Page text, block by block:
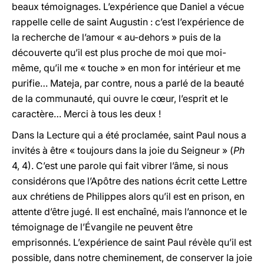
beaux témoignages. L’expérience que Daniel a vécue
rappelle celle de saint Augustin : c’est l’expérience de
la recherche de l’amour « au-dehors » puis de la
découverte qu’il est plus proche de moi que moi-
même, qu’il me « touche » en mon for intérieur et me
purifie… Mateja, par contre, nous a parlé de la beauté
de la communauté, qui ouvre le cœur, l’esprit et le
caractère… Merci à tous les deux !
Dans la Lecture qui a été proclamée, saint Paul nous a
invités à être « toujours dans la joie du Seigneur » (Ph
4, 4). C’est une parole qui fait vibrer l’âme, si nous
considérons que l’Apôtre des nations écrit cette Lettre
aux chrétiens de Philippes alors qu’il est en prison, en
attente d’être jugé. Il est enchaîné, mais l’annonce et le
témoignage de l’Évangile ne peuvent être
emprisonnés. L’expérience de saint Paul révèle qu’il est
possible, dans notre cheminement, de conserver la joie